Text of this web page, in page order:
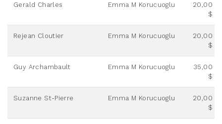
Gerald Charles Emma M Korucuoglu
20,00
$
Rejean Cloutier Emma M Korucuoglu
20,00
$
Guy Archambault Emma M Korucuoglu
35,00
$
Suzanne St-Pierre Emma M Korucuoglu
20,00
$